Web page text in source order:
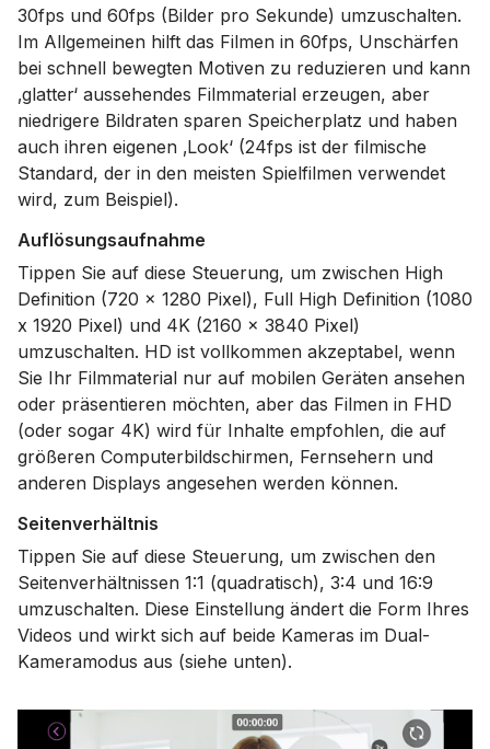
30fps und 60fps (Bilder pro Sekunde) umzuschalten.
Im Allgemeinen hilft das Filmen in 60fps, Unschärfen
bei schnell bewegten Motiven zu reduzieren und kann
‚glatter‘ aussehendes Filmmaterial erzeugen, aber
niedrigere Bildraten sparen Speicherplatz und haben
auch ihren eigenen ‚Look‘ (24fps ist der filmische
Standard, der in den meisten Spielfilmen verwendet
wird, zum Beispiel).
Auflösungsaufnahme
Tippen Sie auf diese Steuerung, um zwischen High
Definition (720 x 1280 Pixel), Full High Definition (1080
x 1920 Pixel) und 4K (2160 x 3840 Pixel)
umzuschalten. HD ist vollkommen akzeptabel, wenn
Sie Ihr Filmmaterial nur auf mobilen Geräten ansehen
oder präsentieren möchten, aber das Filmen in FHD
(oder sogar 4K) wird für Inhalte empfohlen, die auf
größeren Computerbildschirmen, Fernsehern und
anderen Displays angesehen werden können.
Seitenverhältnis
Tippen Sie auf diese Steuerung, um zwischen den
Seitenverhältnissen 1:1 (quadratisch), 3:4 und 16:9
umzuschalten. Diese Einstellung ändert die Form Ihres
Videos und wirkt sich auf beide Kameras im Dual-
Kameramodus aus (siehe unten).